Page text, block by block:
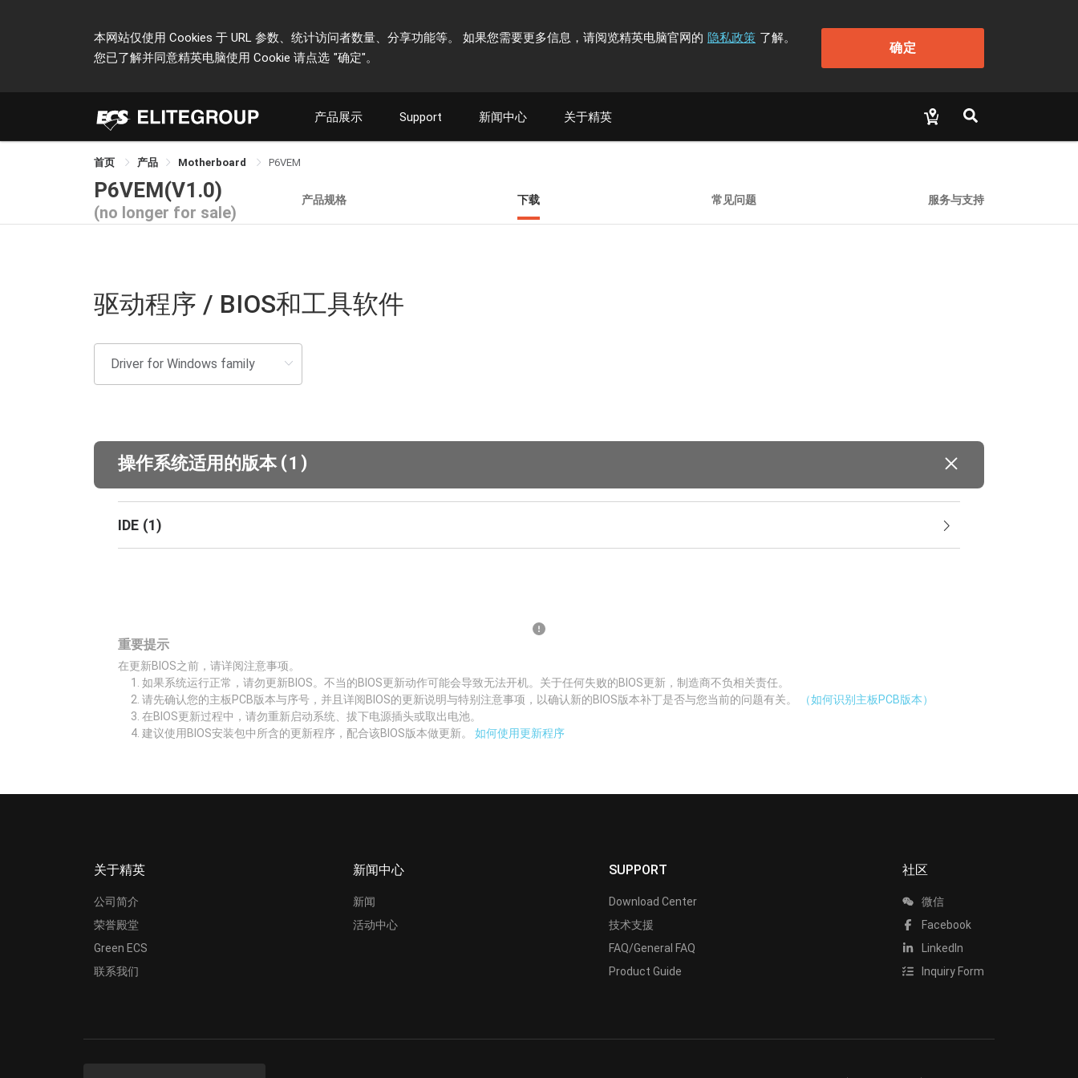
本网站仅使用 Cookies 于 URL 参数、统计访问者数量、分享功能等。 如果您需要更多信息，请阅览精英电脑官网的 隐私政策 了解。
您已了解并同意精英电脑使用 Cookie 请点选 "确定"。
确定
产品展示 Support 新闻中心 关于精英
首页 产品 Motherboard P6VEM
P6VEM(V1.0)
(no longer for sale)
产品规格 下载 常见问题 服务与支持
驱动程序 / BIOS和工具软件
操作系统适用的版本 (1 )
IDE (1)
重要提示
在更新BIOS之前，请详阅注意事项。
如果系统运行正常，请勿更新BIOS。不当的BIOS更新动作可能会导致无法开机。关于任何失败的BIOS更新，制造商不负相关责任。
请先确认您的主板PCB版本与序号，并且详阅BIOS的更新说明与特别注意事项，以确认新的BIOS版本补丁是否与您当前的问题有关。
（如何识别主板PCB版本）
在BIOS更新过程中，请勿重新启动系统、拔下电源插头或取出电池。
建议使用BIOS安装包中所含的更新程序，配合该BIOS版本做更新。 如何使用更新程序
关于精英
公司简介
荣誉殿堂
Green ECS
联系我们
新闻中心
新闻
活动中心
SUPPORT
Download Center
技术支援
FAQ/General FAQ
Product Guide
社区
微信
Facebook
LinkedIn
Inquiry Form